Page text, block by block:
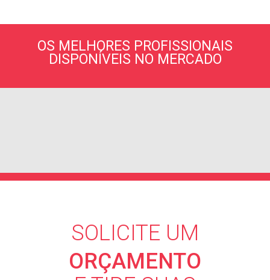
OS MELHORES PROFISSIONAIS
DISPONÍVEIS NO MERCADO
SOLICITE UM
ORÇAMENTO